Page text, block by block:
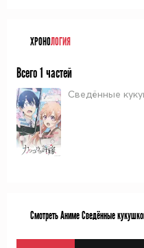
ХРОНОЛОГИЯ
Всего 1 частей
Сведённые
Смотреть Аниме Сведённые